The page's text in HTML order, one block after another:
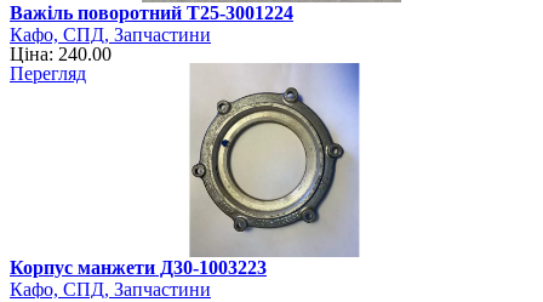
Важіль поворотний Т25-3001224
Кафо, СПД, Запчастини
Ціна: 240.00
Перегляд
Корпус манжети Д30-1003223
Кафо, СПД, Запчастини